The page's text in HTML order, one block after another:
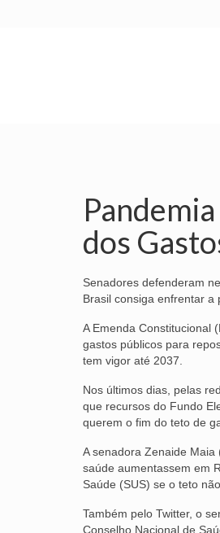
dos
Senadores defenderam
Brasil consiga enfrentar a
A Emenda Constitucional
gastos públicos para
tem vigor até 2037.
Nos últimos dias, pelas
que recursos do Fundo
querem o fim do teto de
A senadora Zenaide
saúde aumentassem em
Saúde (SUS) se o teto
Também pelo Twitter, o
Conselho Nacional de